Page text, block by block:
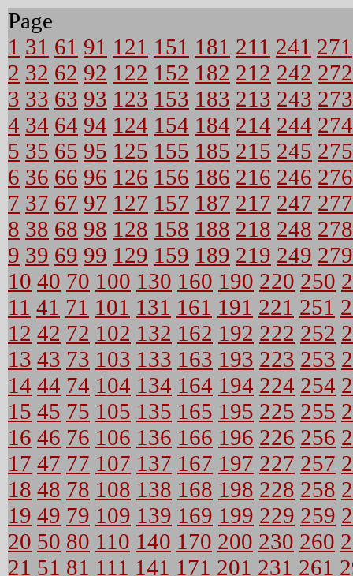
Page
1 31 61 91 121 151 181 211 241 271
2 32 62 92 122 152 182 212 242 272
3 33 63 93 123 153 183 213 243 273
4 34 64 94 124 154 184 214 244 274
5 35 65 95 125 155 185 215 245 275
6 36 66 96 126 156 186 216 246 276
7 37 67 97 127 157 187 217 247 277
8 38 68 98 128 158 188 218 248 278
9 39 69 99 129 159 189 219 249 279
10 40 70 100 130 160 190 220 250
11 41 71 101 131 161 191 221 251
12 42 72 102 132 162 192 222 252
13 43 73 103 133 163 193 223 253
14 44 74 104 134 164 194 224 254
15 45 75 105 135 165 195 225 255
16 46 76 106 136 166 196 226 256
17 47 77 107 137 167 197 227 257
18 48 78 108 138 168 198 228 258
19 49 79 109 139 169 199 229 259
20 50 80 110 140 170 200 230 260
21 51 81 111 141 171 201 231 261